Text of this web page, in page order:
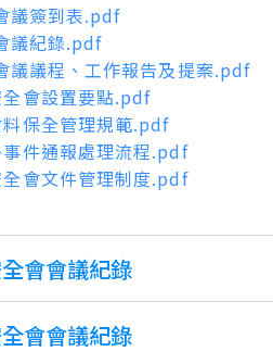
議簽到表.pdf
議紀錄.pdf
議議程、工作報告及提案.pdf
會設置要點.pdf
保全管理規範.pdf
件通報處理流程.pdf
會文件管理制度.pdf
會會議紀錄
會會議紀錄